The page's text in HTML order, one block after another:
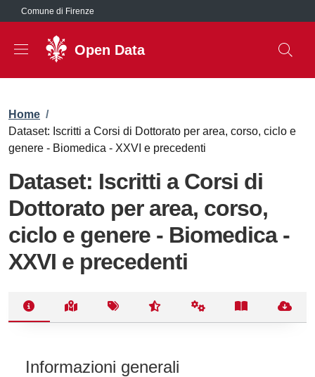
Salta al contenuto principale
Comune di Firenze
Open Data
Briciole di pane
Home /
Dataset: Iscritti a Corsi di Dottorato per area, corso, ciclo e
genere - Biomedica - XXVI e precedenti
Dataset: Iscritti a Corsi di
Dottorato per area, corso,
ciclo e genere - Biomedica -
XXVI e precedenti
Informazioni generali